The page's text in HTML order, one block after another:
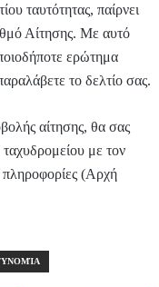
ταυτότητας, παίρνει
Αίτησης. Με αυτό
ερώτημα
το δελτίο σας.
αίτησης, θα σας
με τον
πληροφορίες (Αρχή